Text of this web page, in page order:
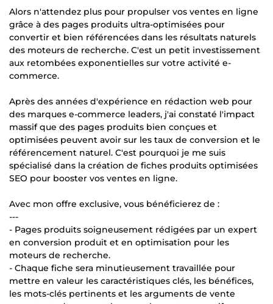
Alors n'attendez plus pour propulser vos ventes en ligne
grâce à des pages produits ultra-optimisées pour
convertir et bien référencées dans les résultats naturels
des moteurs de recherche. C'est un petit investissement
aux retombées exponentielles sur votre activité e-
commerce.
Après des années d'expérience en rédaction web pour
des marques e-commerce leaders, j'ai constaté l'impact
massif que des pages produits bien conçues et
optimisées peuvent avoir sur les taux de conversion et le
référencement naturel. C'est pourquoi je me suis
spécialisé dans la création de fiches produits optimisées
SEO pour booster vos ventes en ligne.
Avec mon offre exclusive, vous bénéficierez de :
---
- Pages produits soigneusement rédigées par un expert
en conversion produit et en optimisation pour les
moteurs de recherche.
- Chaque fiche sera minutieusement travaillée pour
mettre en valeur les caractéristiques clés, les bénéfices,
les mots-clés pertinents et les arguments de vente